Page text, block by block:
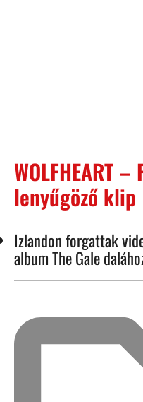
WOLFHEART
lenyűgöző klip
Izlandon forgattak
album The Gale